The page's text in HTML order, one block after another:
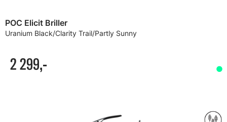
POC Elicit Briller
Uranium Black/Clarity Trail/Partly Sunny
2 299,-